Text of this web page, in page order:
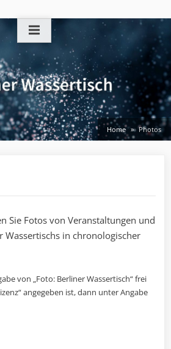
Home Photos
Sie Fotos von Veranstaltungen und
Wassertischs in chronologischer
von „Foto: Berliner Wassertisch“ frei
angegeben ist, dann unter Angabe